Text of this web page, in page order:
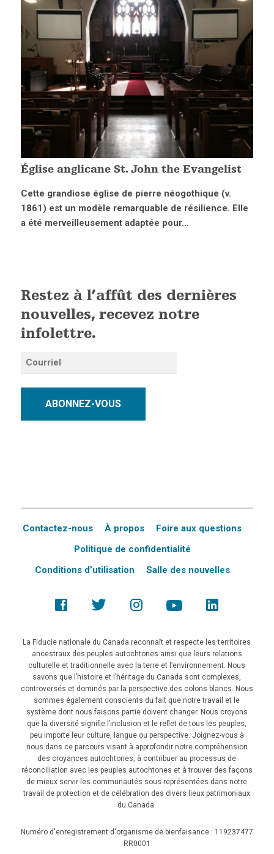
Église anglicane St. John the Evangelist
Cette grandiose église de pierre néogothique (v.
1861) est un modèle remarquable de résilience. Elle
a été merveilleusement adaptée pour...
Restez à l’affût des dernières
nouvelles, recevez notre
infolettre.
ABONNEZ-VOUS
Contactez-nous À propos
Foire aux questions
Politique de confidentialité
Conditions d’utilisation
Salle des nouvelles
La Fiducie nationale du Canada reconnaît et respecte les territoires
ancestraux des peuples autochtones ainsi que leurs relations
culturelle et traditionnelle avec la terre et l’environnement. Nous
savons que l’histoire et l’héritage du Canada sont complexes,
controversés et dominés par la perspective des colons blancs. Nous
sommes également conscients du fait que notre travail et le
système dont nous faisons partie doivent changer. Nous croyons
que la diversité signifie l’inclusion et le reflet de tous les peuples,
peu importe leur culture, langue ou perspective. Joignez-vous à
nous dans ce parcours visant à approfondir notre compréhension
des croyances autochtones, à contribuer au processus de
réconciliation avec les peuples autochtones et à trouver des façons
de mieux servir les communautés sous-représentées dans notre
travail de protection et de célébration des divers lieux patrimoniaux
du Canada.
Numéro d'enregistrement d'organisme de bienfaisance : 119237477
RR0001